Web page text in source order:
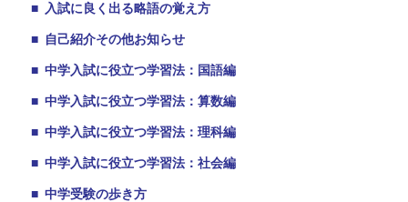
■ 入試に良く出る略語の覚え方
■ 自己紹介その他お知らせ
■ 中学入試に役立つ学習法：国語編
■ 中学入試に役立つ学習法：算数編
■ 中学入試に役立つ学習法：理科編
■ 中学入試に役立つ学習法：社会編
■ 中学受験の歩き方